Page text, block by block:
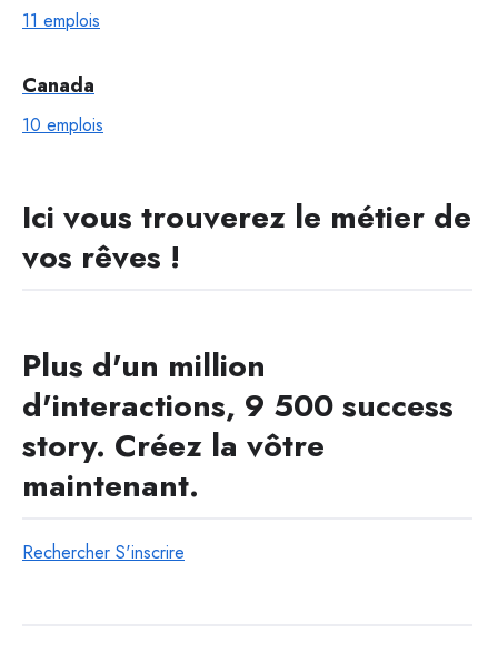
11 emplois
Canada
10 emplois
Ici vous trouverez le métier de
vos rêves !
Plus d'un million
d'interactions, 9 500 success
story. Créez la vôtre
maintenant.​
Rechercher S'inscrire